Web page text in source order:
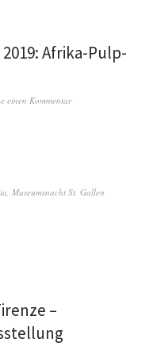
Afrika-Pulp-
einen Kommentar
, Museumsnacht St. Gallen
–